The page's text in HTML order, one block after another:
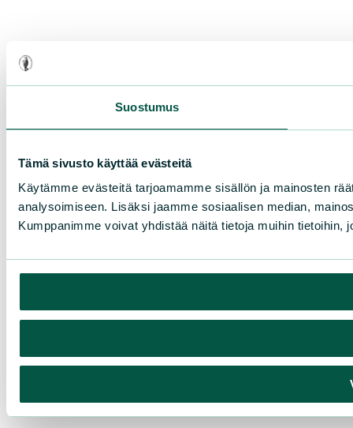
Suostumus
Tämä sivusto käyttää evästeitä
Käytämme evästeitä tarjoamamme sisällön ja mainosten
analysoimiseen. Lisäksi jaamme sosiaalisen median,
Kumppanimme voivat yhdistää näitä tietoja muihin tietoihin,